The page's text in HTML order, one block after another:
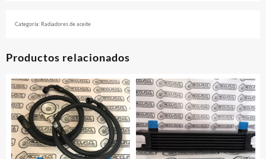
Categoría: Radiadores de aceite
Productos relacionados